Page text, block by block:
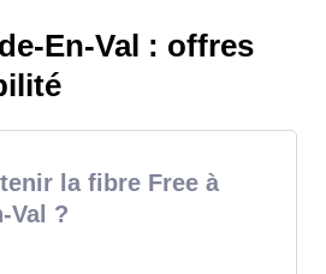
En-Val : offres
la fibre Free à
Val ?